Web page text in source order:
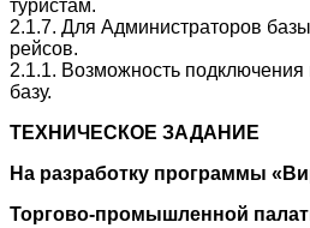
туристам.
2.1.7. Для Администраторов
рейсов.
2.1.1. Возможность
базу.
ТЕХНИЧЕСКОЕ ЗАДАНИЕ
На разработку программы
Торгово-промышленной